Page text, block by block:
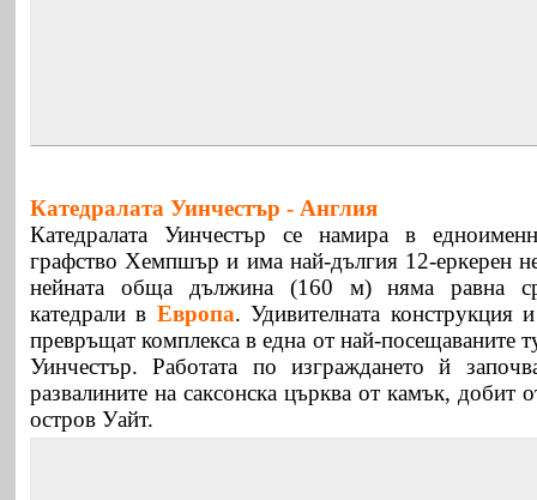
Катедралата Уинчестър - Англия
Катедралата Уинчестър се намира в
графство Хемпшър и има най-дългия 12-еркерен
нейната обща дължина (160 м) няма равна
катедрали в Европа. Удивителната конструкция
превръщат комплекса в една от най-посещаваните
Уинчестър. Работата по изграждането й
развалините на саксонска църква от камък, добит
остров Уайт.